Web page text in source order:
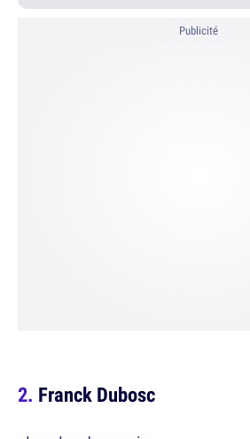
Publicité
Franck Dubosc